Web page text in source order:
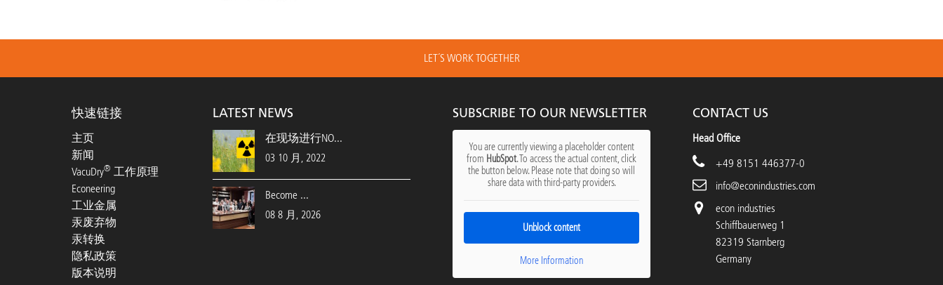
LET´S WORK TOGETHER
快速链接
主页
新闻
VacuDry® 工作原理
Econeering
工业金属
汞废弃物
汞转换
隐私政策
版本说明
LATEST NEWS
在现场进行NO...
03 10 月, 2022
Become ...
08 8 月, 2026
SUBSCRIBE TO OUR NEWSLETTER
You are currently viewing a placeholder content
from HubSpot. To access the actual content, click
the button below. Please note that doing so will
share data with third-party providers.
Unblock content
More Information
CONTACT US
Head Office
+49 8151 446377-0
info@econindustries.com
econ industries
Schiffbauerweg 1
82319 Starnberg
Germany